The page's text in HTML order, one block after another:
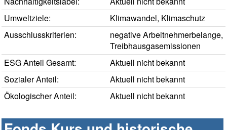
Umweltziele:
Klimawandel, Klimaschutz
Ausschlusskriterien:
negative Arbeitnehmerbelange,
Treibhausgasemissionen
ESG Anteil Gesamt:
Aktuell nicht bekannt
Sozialer Anteil:
Aktuell nicht bekannt
Ökologischer Anteil:
Aktuell nicht bekannt